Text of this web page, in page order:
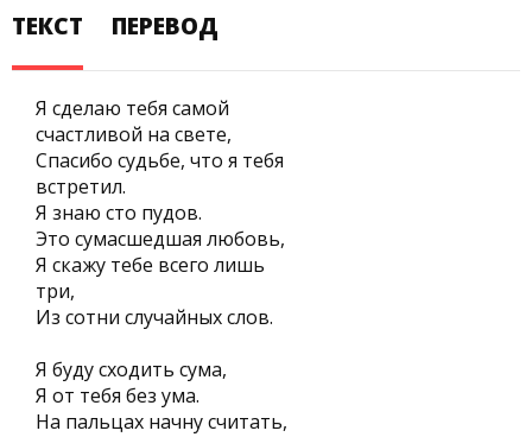
ТЕКСТ
ПЕРЕВОД
Я сделаю тебя самой
счастливой на свете,
Спасибо судьбе, что я тебя
встретил.
Я знаю сто пудов.
Это сумасшедшая любовь,
Я скажу тебе всего лишь
три,
Из сотни случайных слов.
Я буду сходить сума,
Я от тебя без ума.
На пальцах начну считать,